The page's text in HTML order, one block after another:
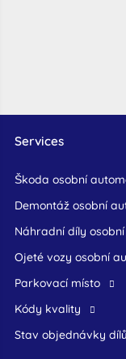
Services
škoda osobní
demontáž osobní
náhradní díly
ojeté vozy osobní
Parkovací místo
Kódy kvality
Stav objednávky dílů